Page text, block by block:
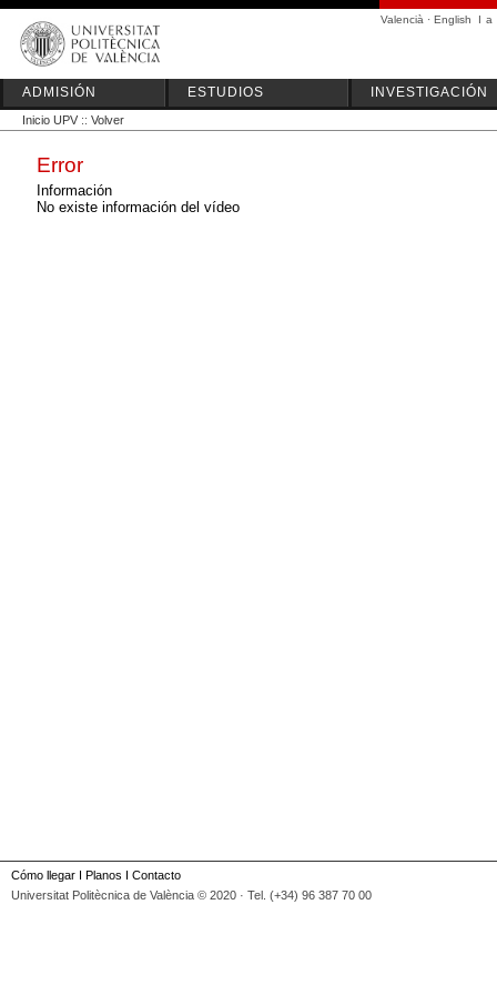
Valencià · English I a
ADMISIÓN ESTUDIOS INVESTIGACIÓN
Inicio UPV :: Volver
Error
Información
No existe información del vídeo
Cómo llegar I Planos I Contacto
Universitat Politècnica de València © 2020 · Tel. (+34) 96 387 70 00